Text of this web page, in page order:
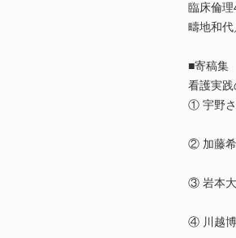
臨床倫
疇地和
■寄稿集
看護実践
① 宇野さ
② 加藤希
③ 岩本
④ 川越